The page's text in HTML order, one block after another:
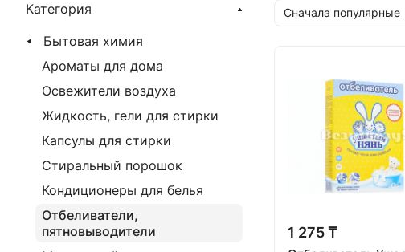
Сначала популярные
1 275 ₸
Категория
Бытовая химия
Ароматы для дома
Освежители воздуха
Жидкость, гели для стирки
Капсулы для стирки
Стиральный порошок
Кондиционеры для белья
Отбеливатели,
пятновыводители